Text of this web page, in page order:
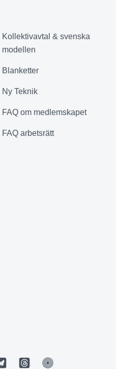
Kollektivavtal & svenska
modellen
Blanketter
Ny Teknik
FAQ om medlemskapet
FAQ arbetsrätt